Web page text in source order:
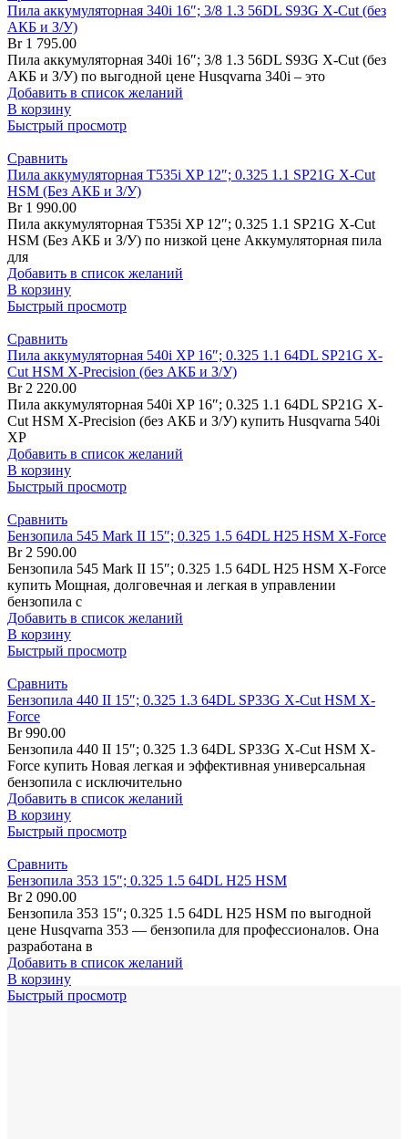
Пила аккумуляторная 340i 16″; 3/8 1.3 56DL S93G X-Cut (без
АКБ и З/У)
Br1 795.00
Пила аккумуляторная 340i 16″; 3/8 1.3 56DL S93G X-Cut (без
АКБ и З/У) по выгодной цене Husqvarna 340i – это
Добавить в список желаний
В корзину
Быстрый просмотр
Сравнить
Пила аккумуляторная T535i XP 12″; 0.325 1.1 SP21G X-Cut
HSM (Без АКБ и З/У)
Br1 990.00
Пила аккумуляторная T535i XP 12″; 0.325 1.1 SP21G X-Cut
HSM (Без АКБ и З/У) по низкой цене Аккумуляторная пила
для
Добавить в список желаний
В корзину
Быстрый просмотр
Сравнить
Пила аккумуляторная 540i XP 16″; 0.325 1.1 64DL SP21G X-
Cut HSM X-Precision (без АКБ и З/У)
Br2 220.00
Пила аккумуляторная 540i XP 16″; 0.325 1.1 64DL SP21G X-
Cut HSM X-Precision (без АКБ и З/У) купить Husqvarna 540i
XP
Добавить в список желаний
В корзину
Быстрый просмотр
Сравнить
Бензопила 545 Mark II 15″; 0.325 1.5 64DL H25 HSM X-Force
Br2 590.00
Бензопила 545 Mark II 15″; 0.325 1.5 64DL H25 HSM X-Force
купить Мощная, долговечная и легкая в управлении
бензопила с
Добавить в список желаний
В корзину
Быстрый просмотр
Сравнить
Бензопила 440 II 15″; 0.325 1.3 64DL SP33G X-Cut HSM X-
Force
Br990.00
Бензопила 440 II 15″; 0.325 1.3 64DL SP33G X-Cut HSM X-
Force купить Новая легкая и эффективная универсальная
бензопила с исключительно
Добавить в список желаний
В корзину
Быстрый просмотр
Сравнить
Бензопила 353 15″; 0.325 1.5 64DL H25 HSM
Br2 090.00
Бензопила 353 15″; 0.325 1.5 64DL H25 HSM по выгодной
цене Husqvarna 353 — бензопила для профессионалов. Она
разработана в
Добавить в список желаний
В корзину
Быстрый просмотр